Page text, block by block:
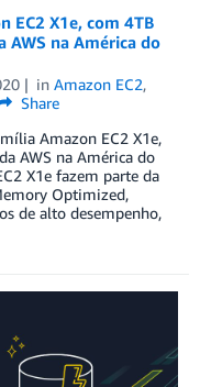
EC2 X1e, com 4TB
AWS na América do
in Amazon EC2,
Share
Amazon EC2 X1e,
AWS na América do
X1e fazem parte da
Optimized,
de alto desempenho,